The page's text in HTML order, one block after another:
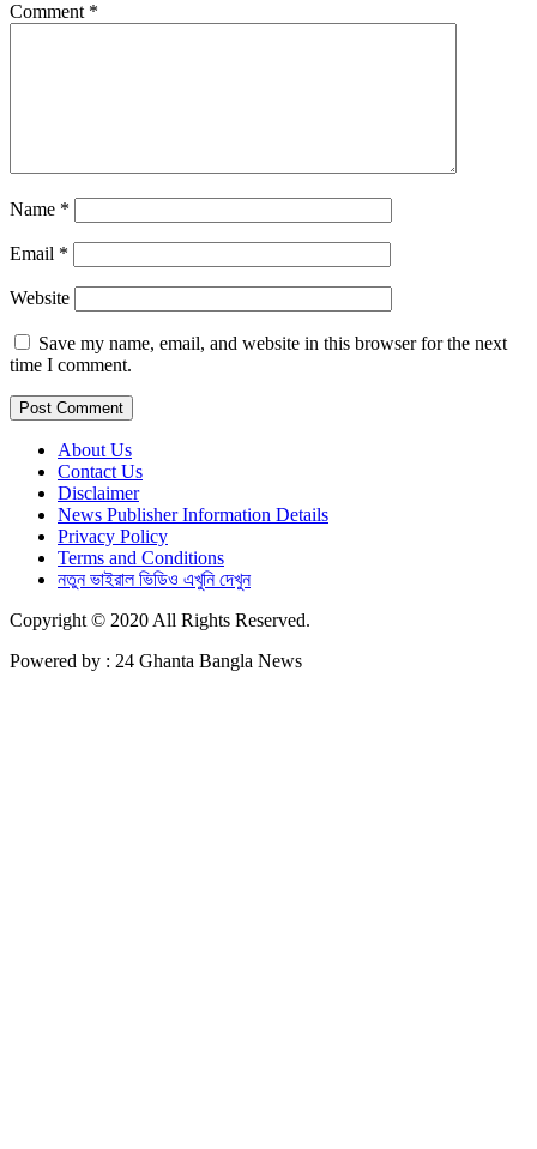
Comment *
Name *
Email *
Website
Save my name, email, and website in this browser for the next
time I comment.
About Us
Contact Us
Disclaimer
News Publisher Information Details
Privacy Policy
Terms and Conditions
নতুন ভাইরাল ভিডিও এখুনি দেখুন
Copyright © 2020 All Rights Reserved.
Powered by : 24 Ghanta Bangla News